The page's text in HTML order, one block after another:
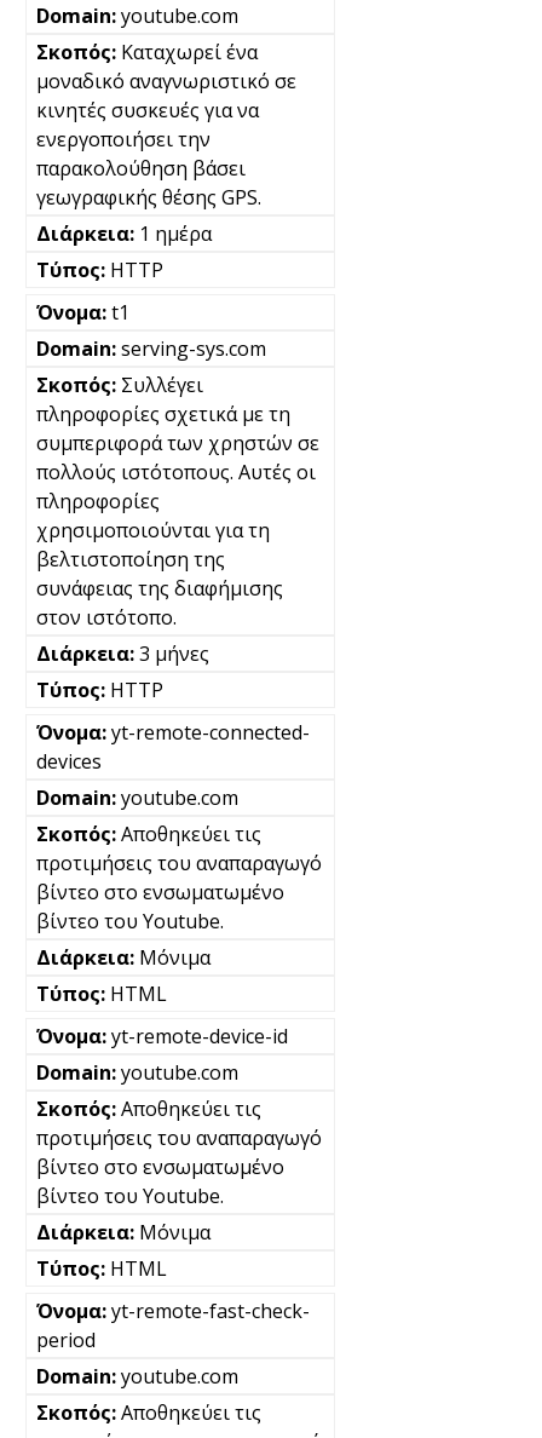
youtube.com
Καταχωρεί ένα
μοναδικό αναγνωριστικό σε
κινητές συσκευές για να
ενεργοποιήσει την
παρακολούθηση βάσει
γεωγραφικής θέσης GPS.
1 ημέρα
HTTP
t1
serving-sys.com
Συλλέγει
πληροφορίες σχετικά με τη
συμπεριφορά των χρηστών σε
πολλούς ιστότοπους. Αυτές οι
πληροφορίες
χρησιμοποιούνται για τη
βελτιστοποίηση της
συνάφειας της διαφήμισης
στον ιστότοπο.
3 μήνες
HTTP
yt-remote-connected-
devices
youtube.com
Αποθηκεύει τις
προτιμήσεις του αναπαραγωγό
βίντεο στο ενσωματωμένο
βίντεο του Youtube.
Μόνιμα
HTML
yt-remote-device-id
youtube.com
Αποθηκεύει τις
προτιμήσεις του αναπαραγωγό
βίντεο στο ενσωματωμένο
βίντεο του Youtube.
Μόνιμα
HTML
yt-remote-fast-check-
period
youtube.com
Αποθηκεύει τις